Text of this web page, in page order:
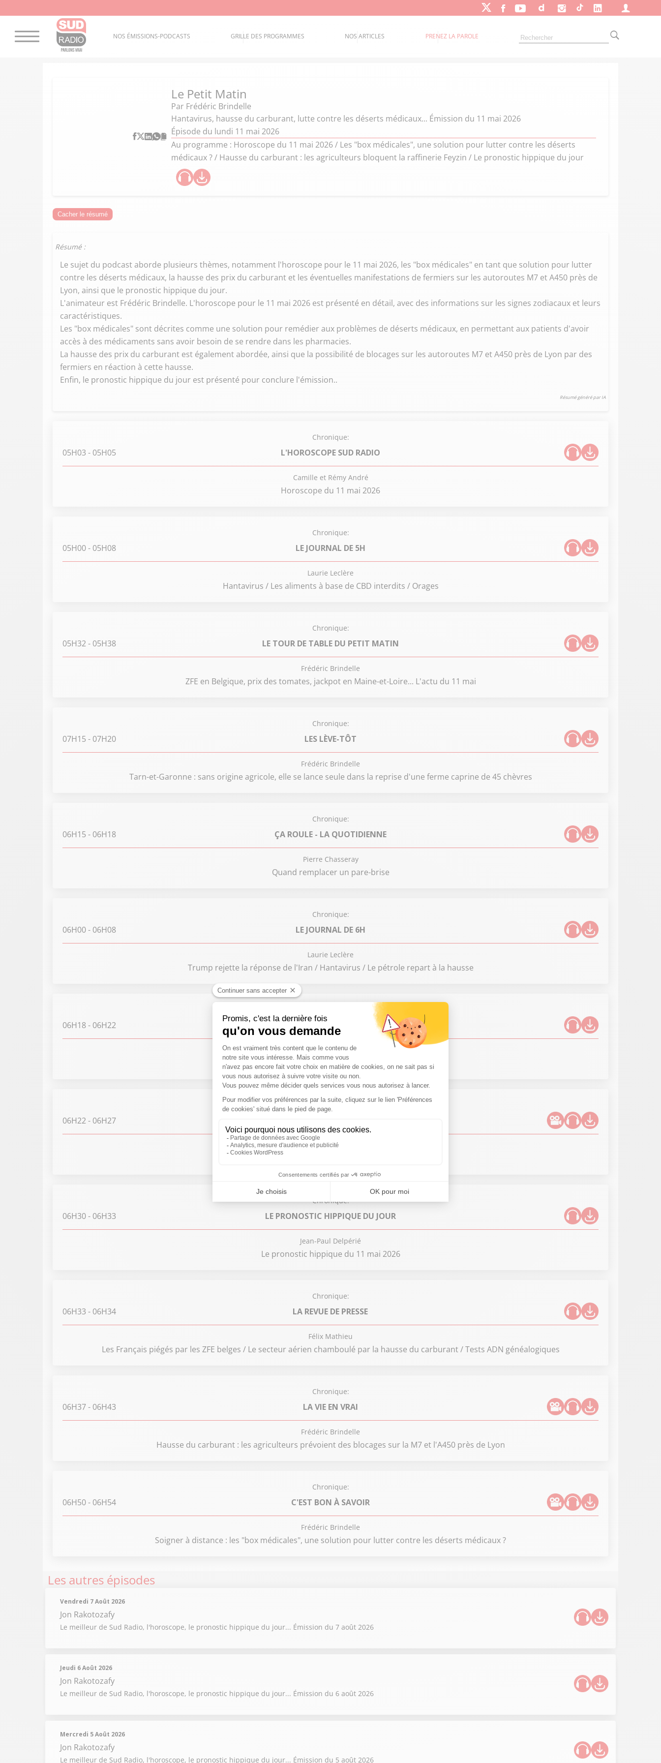
NOS ÉMISSIONS-PODCASTS GRILLE DES PROGRAMMES NOS ARTICLES PRENEZ LA PAROLE
Le Petit Matin
Par Frédéric Brindelle
Hantavirus, hausse du carburant, lutte contre les déserts médicaux... Émission du 11 mai 2026
Épisode du lundi 11 mai 2026
Au programme : Horoscope du 11 mai 2026 / Les "box médicales", une solution pour lutter contre les déserts
médicaux ? / Hausse du carburant : les agriculteurs bloquent la raffinerie Feyzin / Le pronostic hippique du jour
Cacher le résumé
Résumé :
Le sujet du podcast aborde plusieurs thèmes, notamment l'horoscope pour le 11 mai 2026, les "box médicales" en tant que solution pour lutter
contre les déserts médicaux, la hausse des prix du carburant et les éventuelles manifestations de fermiers sur les autoroutes M7 et A450 près de
Lyon, ainsi que le pronostic hippique du jour.
L'animateur est Frédéric Brindelle. L'horoscope pour le 11 mai 2026 est présenté en détail, avec des informations sur les signes zodiacaux et leurs
caractéristiques.
Les "box médicales" sont décrites comme une solution pour remédier aux problèmes de déserts médicaux, en permettant aux patients d'avoir
accès à des médicaments sans avoir besoin de se rendre dans les pharmacies.
La hausse des prix du carburant est également abordée, ainsi que la possibilité de blocages sur les autoroutes M7 et A450 près de Lyon par des
fermiers en réaction à cette hausse.
Enfin, le pronostic hippique du jour est présenté pour conclure l'émission..
Résumé généré par IA
Chronique:
05H03 - 05H05 L'HOROSCOPE SUD RADIO
Camille et Rémy André
Horoscope du 11 mai 2026
Chronique:
05H00- 05H08 LE JOURNAL DE 5H
Laurie Leclère
Hantavirus / Les aliments à base de CBD interdits / Orages
Chronique:
05H32- 05H38 LE TOUR DE TABLE DU PETIT MATIN
Frédéric Brindelle
ZFE en Belgique, prix des tomates, jackpot en Maine-et-Loire... L'actu du 11 mai
Chronique:
07H15 - 07H20 LES LÈVE-TÔT
Frédéric Brindelle
Tarn-et-Garonne : sans origine agricole, elle se lance seule dans la reprise d'une ferme caprine de 45 chèvres
Chronique:
06H15 - 06H18 ÇA ROULE - LA QUOTIDIENNE
Pierre Chasseray
Quand remplacer un pare-brise
Chronique:
06H00- 06H08 LE JOURNAL DE 6H
Laurie Leclère
Trump rejette la réponse de l'Iran / Hantavirus / Le pétrole repart à la hausse
06H18- 06H22 CURIEUX COMME RÉMY
Rémy André
Le neurone artificiel franchit une barrière historique
Chronique:
06H22- 06H27
Frédéric Brindelle
Chronique:
06H30- 06H33 LE PRONOSTIC HIPPIQUE DU JOUR
Jean-Paul Delpérié
Le pronostic hippique du 11 mai 2026
Chronique:
06H33 - 06H34 LA REVUE DE PRESSE
Félix Mathieu
Les Français piégés par les ZFE belges / Le secteur aérien chamboulé par la hausse du carburant / Tests ADN généalogiques
Chronique:
06H37- 06H43 LA VIE EN VRAI
Frédéric Brindelle
Hausse du carburant : les agriculteurs prévoient des blocages sur la M7 et l'A450 près de Lyon
Chronique:
06H50- 06H54 C'EST BON À SAVOIR
Frédéric Brindelle
Soigner à distance : les "box médicales", une solution pour lutter contre les déserts médicaux ?
Les autres épisodes
Vendredi 7 Août 2026
Jon Rakotozafy
Le meilleur de Sud Radio, l'horoscope, le pronostic hippique du jour... Émission du 7 août 2026
Jeudi 6 Août 2026
Jon Rakotozafy
Le meilleur de Sud Radio, l'horoscope, le pronostic hippique du jour... Émission du 6 août 2026
Mercredi 5 Août 2026
Jon Rakotozafy
Le meilleur de Sud Radio, l'horoscope, le pronostic hippique du jour... Émission du 5 août 2026